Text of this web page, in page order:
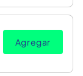
Agregar